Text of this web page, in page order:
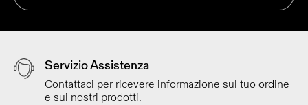
Servizio Assistenza
Contattaci per ricevere informazione sul tuo ordine
e sui nostri prodotti.